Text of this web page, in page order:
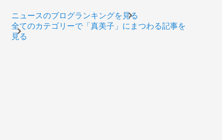
ニュースのブログランキングを見る
全てのカテゴリーで「真美子」にまつわる記事を
見る